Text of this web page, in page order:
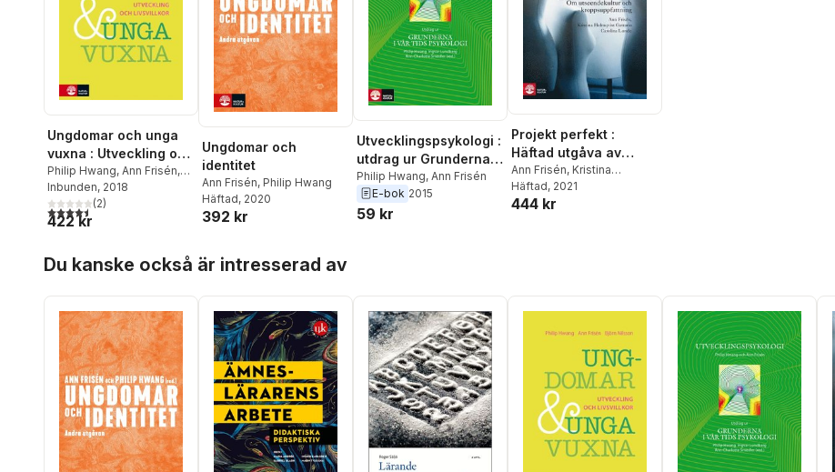
Ungdomar och unga
vuxna : Utveckling och
livsvillkor
Philip Hwang, Ann Frisén,
Björn Nilsson
Inbunden, 2018
4,5utav 5 stjärnor. Totalt antal röster:
(2)
422 kr
Ungdomar och
identitet
Ann Frisén, Philip Hwang
Häftad, 2020
392 kr
Utvecklingspsykologi :
utdrag ur Grunderna i
vår tids psykologi
Philip Hwang, Ann Frisén
E-bok 2015
59 kr
Projekt perfekt :
Häftad utgåva av
originalutgåva från
2014
Ann Frisén, Kristina
Holmqvist Gattario
Carolina Lunde
Häftad, 2021
444 kr
Du kanske också är intresserad av